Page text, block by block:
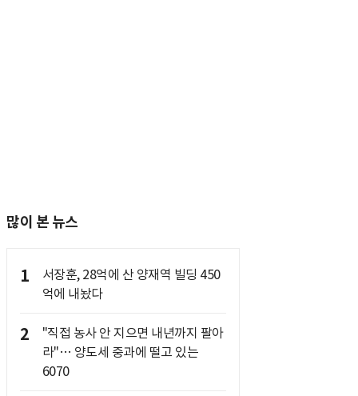
많이 본 뉴스
1
서장훈, 28억에 산 양재역 빌딩 450
억에 내놨다
2
"직접 농사 안 지으면 내년까지 팔아
라"… 양도세 중과에 떨고 있는
6070